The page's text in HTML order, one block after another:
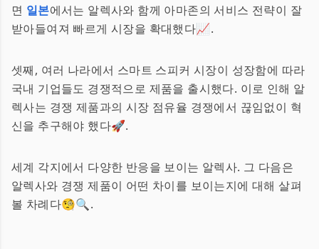
면 일본에서는 알렉사와 함께 아마존의 서비스 전략이 잘
받아들여져 빠르게 시장을 확대했다📈.
셋째, 여러 나라에서 스마트 스피커 시장이 성장함에 따라
국내 기업들도 경쟁적으로 제품을 출시했다. 이로 인해 알
렉사는 경쟁 제품과의 시장 점유율 경쟁에서 끊임없이 혁
신을 추구해야 했다🚀.
세계 각지에서 다양한 반응을 보이는 알렉사. 그 다음은
알렉사와 경쟁 제품이 어떤 차이를 보이는지에 대해 살펴
볼 차례다🧐🔍.